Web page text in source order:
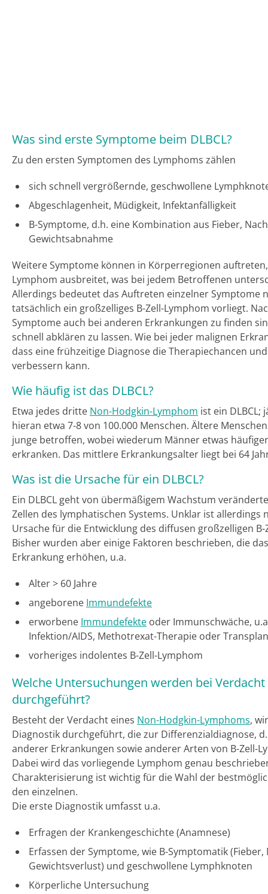
Was sind erste Symptome beim DLBCL?
Zu den ersten Symptomen des Lymphoms zählen
sich schnell vergrößernde, geschwollene
Abgeschlagenheit, Müdigkeit, Infektanfälligkeit
B-Symptome, d.h. eine Kombination aus Fieber,
Gewichtsabnahme
Weitere Symptome können in Körperregionen
Lymphom ausbreitet, was bei jedem Betroffenen
Allerdings bedeutet das Auftreten einzelner Symptome
tatsächlich ein großzelliges B-Zell-Lymphom vorliegt.
Symptome auch bei anderen Erkrankungen zu finden
schnell abklären zu lassen. Wie bei jeder malignen
dass eine frühzeitige Diagnose die Therapiechancen
verbessern kann.
Wie häufig ist das DLBCL?
Etwa jedes dritte Non-Hodgkin-Lymphom ist ein DLBCL;
hieran etwa 7-8 von 100.000 Menschen. Ältere
junge betroffen, wobei wiederum Männer etwas
erkranken. Das mittlere Erkrankungsalter liegt bei 64
Was ist die Ursache für ein DLBCL?
Ein DLBCL geht von übermäßigem Wachstum
Zellen des lymphatischen Systems. Unklar ist allerdings
Ursache für die Entwicklung des diffusen großzelligen
Bisher wurden aber einige Faktoren beschrieben, die
Erkrankung erhöhen, u.a.
Alter > 60 Jahre
angeborene Immundefekte
erworbene Immundefekte oder Immunschwäche,
Infektion/AIDS, Methotrexat-Therapie oder
vorheriges indolentes B-Zell-Lymphom
Welche Untersuchungen werden bei Verdacht
durchgeführt?
Besteht der Verdacht eines Non-Hodgkin-Lymphoms,
Diagnostik durchgeführt, die zur Differenzialdiagnose,
anderer Erkrankungen sowie anderer Arten von B-Zell-
Dabei wird das vorliegende Lymphom genau
Charakterisierung ist wichtig für die Wahl der
den einzelnen.
Die erste Diagnostik umfasst u.a.
Erfragen der Krankengeschichte (Anamnese)
Erfassen der Symptome, wie B-Symptomatik
Gewichtsverlust) und geschwollene Lymphknoten
Körperliche Untersuchung